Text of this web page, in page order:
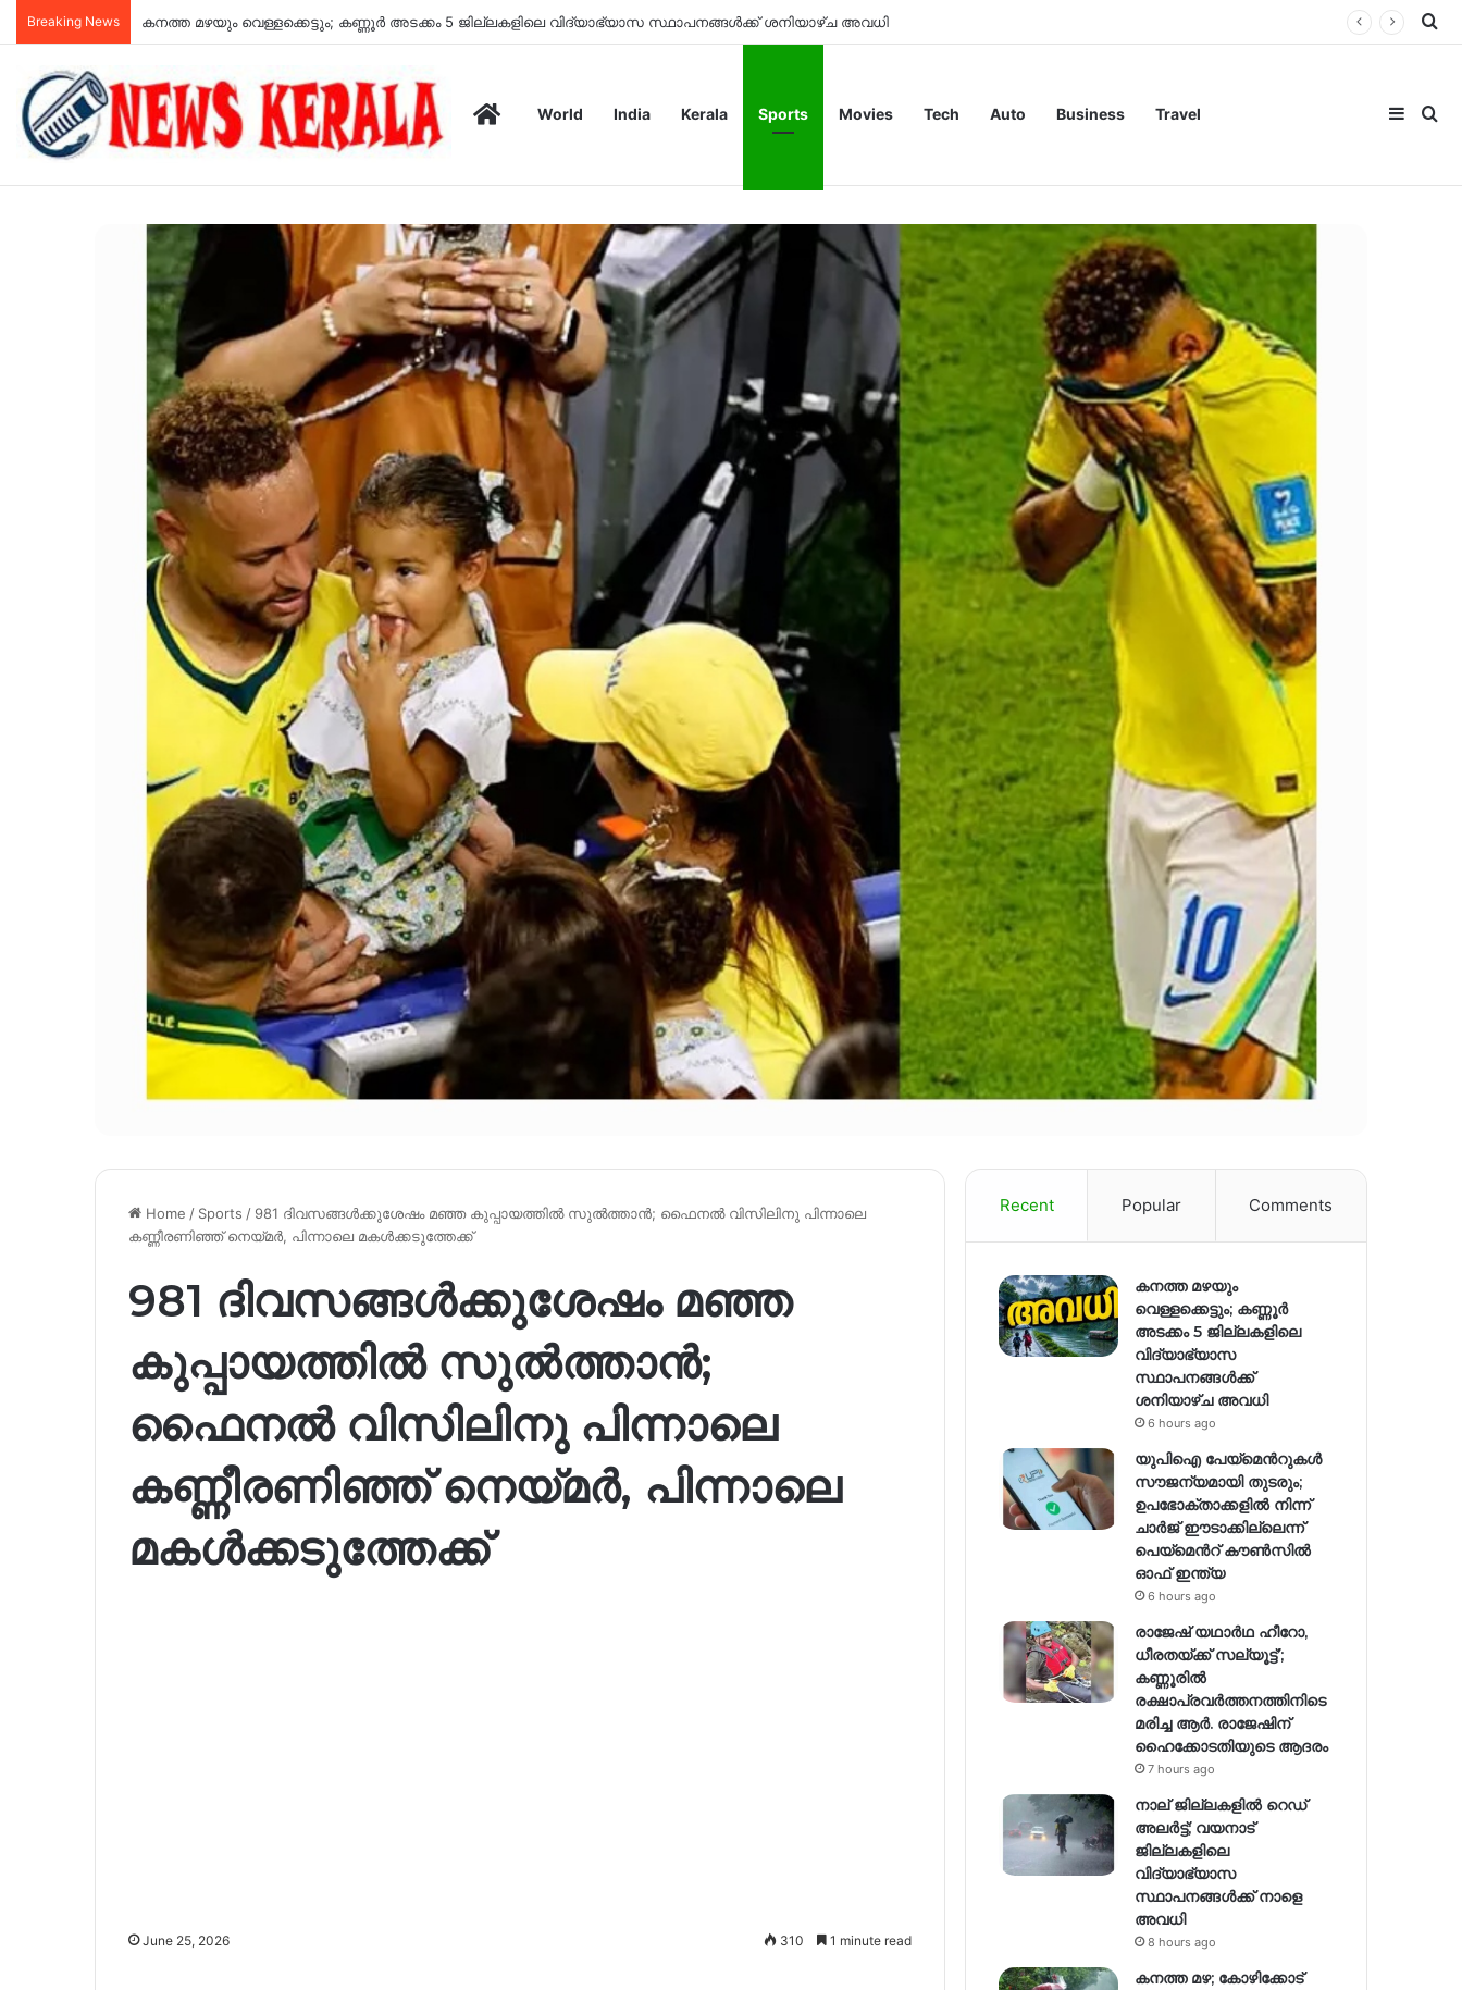
Breaking News യുപിഐ പേയ്മെന്‍റുകൾ സൗജന്യമായി തുടരും; ഉപഭോക്താക്കളിൽ നിന്ന് ചാർജ് ഈടാക്കില്ലെന്ന് പെയ്മെന്‍റ് കൗൺസിൽ ഓഫ് ഇന്ത്യ
HomeWorld India Kerala Sports Movies Tech Auto Business Travel
Home / Sports / 981 ദിവസങ്ങൾക്കുശേഷം മഞ്ഞ കുപ്പായത്തിൽ സുൽത്താൻ; ഫൈനൽ വിസിലിനു പിന്നാലെ
കണ്ണീരണിഞ്ഞ് നെയ്മർ, പിന്നാലെ മകൾക്കടുത്തേക്ക്
981 ദിവസങ്ങൾക്കുശേഷം മഞ്ഞ
കുപ്പായത്തിൽ സുൽത്താൻ;
ഫൈനൽ വിസിലിനു പിന്നാലെ
കണ്ണീരണിഞ്ഞ് നെയ്മർ, പിന്നാലെ
മകൾക്കടുത്തേക്ക്
June 25, 2026 310 1 minute read
Recent Popular Comments
കനത്ത മഴയും
വെള്ളക്കെട്ടും; കണ്ണൂർ
അടക്കം 5 ജില്ലകളിലെ
വിദ്യാഭ്യാസ
സ്ഥാപനങ്ങള്‍ക്ക്
ശനിയാഴ്ച അവധി
6 hours ago
യുപിഐ പേയ്മെന്‍റുകൾ
സൗജന്യമായി തുടരും;
ഉപഭോക്താക്കളിൽ നിന്ന്
ചാർജ് ഈടാക്കില്ലെന്ന്
പെയ്മെന്‍റ് കൗൺസിൽ
ഓഫ് ഇന്ത്യ
6 hours ago
രാജേഷ് യഥാര്‍ഥ ഹീറോ,
ധീരതയ്ക്ക് സല്യൂട്ട്’;
കണ്ണൂരിൽ
രക്ഷാപ്രവര്‍ത്തനത്തിനിടെ
മരിച്ച ആര്‍. രാജേഷിന്
ഹൈക്കോടതിയുടെ ആദരം
7 hours ago
നാല് ജില്ലകളിൽ റെഡ്
അലർട്ട്; വയനാട്
ജില്ലകളിലെ
വിദ്യാഭ്യാസ
സ്ഥാപനങ്ങൾക്ക് നാളെ
അവധി
8 hours ago
കനത്ത മഴ; കോഴിക്കോട്